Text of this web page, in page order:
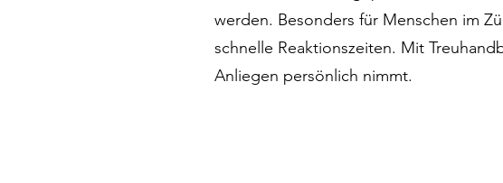
werden. Besonders für Menschen im
schnelle Reaktionszeiten. Mit
Anliegen persönlich nimmt.